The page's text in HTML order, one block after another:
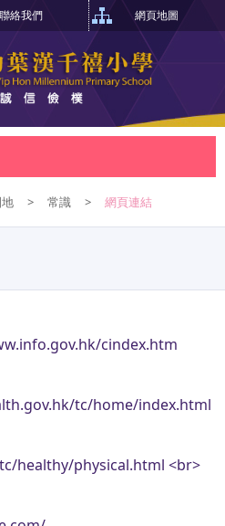
聯絡我們 網頁地圖
> 常識 > 網頁連結
cindex.htm
tc/home/index.html
healthy/physical.html <br>